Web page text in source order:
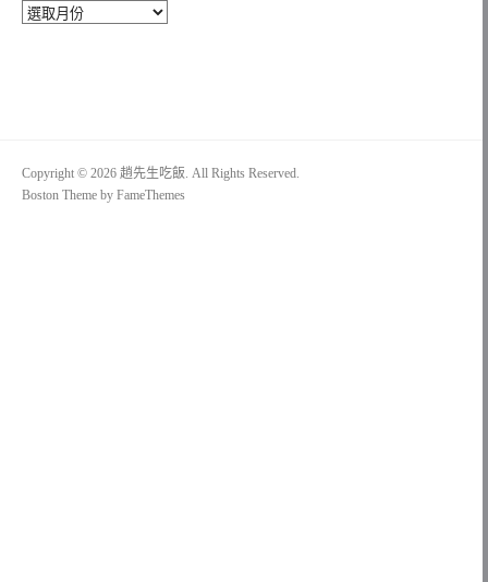
彙
Copyright © 2026 趙先生吃飯. All Rights Reserved.
Boston Theme by FameThemes